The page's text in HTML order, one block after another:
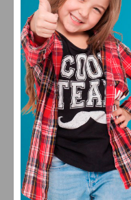
SÁB DOM
FARMACIAS DE
FERREIRA